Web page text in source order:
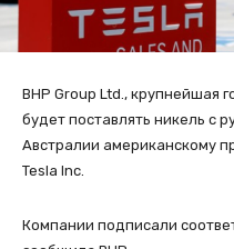
BHP Group Ltd., крупнейшая
будет поставлять никель с
Австралии американскому
Tesla Inc.
Компании подписали